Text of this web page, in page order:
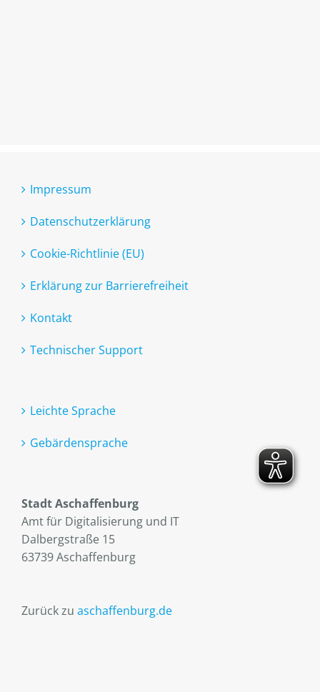
Impressum
Datenschutzerklärung
Cookie-Richtlinie (EU)
Erklärung zur Barrierefreiheit
Kontakt
Technischer Support
Leichte Sprache
Gebärdensprache
Stadt Aschaffenburg
Amt für Digitalisierung und IT
Dalbergstraße 15
63739 Aschaffenburg
Zurück zu aschaffenburg.de